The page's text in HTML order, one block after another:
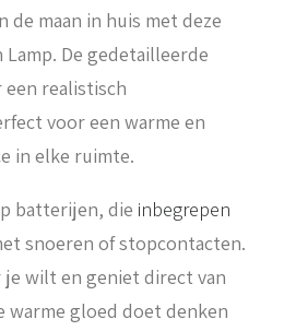
de maan in huis met deze
De gedetailleerde
een realistisch
voor een warme en
in elke ruimte.
batterijen, die inbegrepen
snoeren of stopcontacten.
je wilt en geniet direct van
warme gloed doet denken